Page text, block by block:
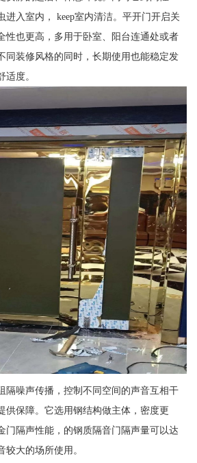
进入室内， keep室内清洁。平开门开启关
性也更高，多用于卧室、阳台连通处或者
同装修风格的同时，长期使用也能稳定发
度。
隔噪声传播，控制不同空间的声音互相干
供保障。它选用钢结构做主体，密度更
门隔声性能，的钢质隔音门隔声量可以达
较大的场所使用。